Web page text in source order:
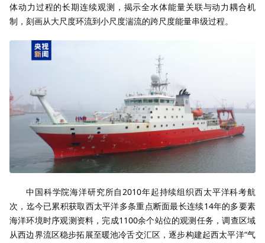
体动力过程的长期连续观测，揭示全水体能量关联与动力耦合机
制，刻画从大尺度环流到小尺度湍流的跨尺度能量串级过程。
中国科学院海洋研究所自2010年起持续组织西太平洋科考航
次，迄今已累积获取西太平洋多条重点断面最长连续14年的多要素
海洋环境时序观测资料，完成1100余个站位的观测任务，调查区域
从西边界流区稳步拓展至暖池冷舌交汇区，逐步构建起西太平洋“气